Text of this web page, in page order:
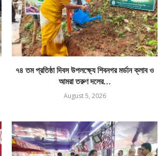
৭৪ তম প্রতিষ্ঠা দিবস উপলক্ষ্যে শিবনগর মর্ডান ক্লাব ও
আমরা তরুণ দলের...
August 5, 2026